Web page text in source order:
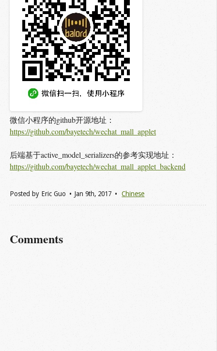
微信小程序的github开源地址：
https://github.com/bayetech/wechat_mall_applet
后端基于active_model_serializers的参考实现地址：
https://github.com/bayetech/wechat_mall_applet_backend
Posted by Eric Guo Jan 9th, 2017 Chinese
Comments